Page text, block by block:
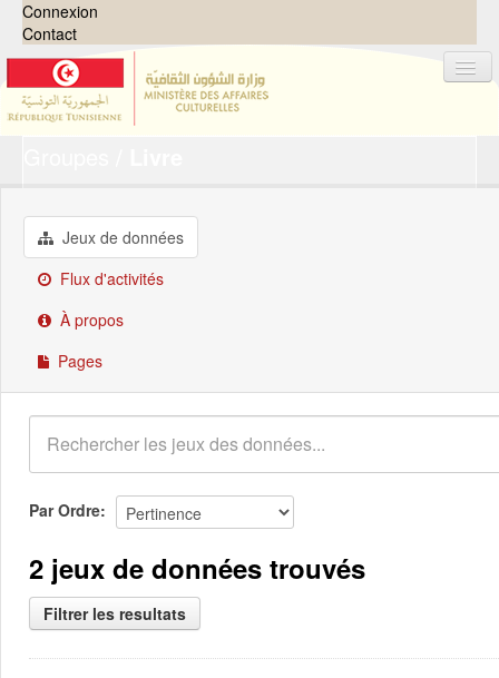
Connexion
Contact
Groupes
Demandes
À propos
Jeux de données
Flux d'activités
À propos
Pages
Par Ordre
2 jeux de données trouvés
Filtrer les resultats